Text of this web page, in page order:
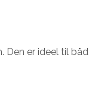
er ideel til